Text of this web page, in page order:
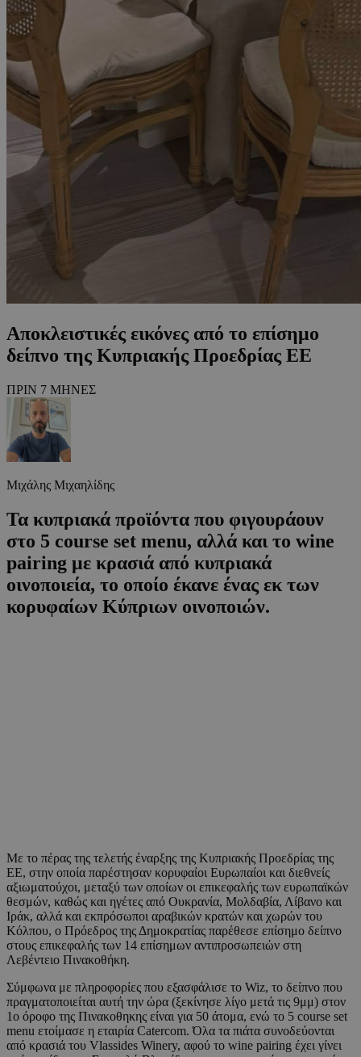
Αποκλειστικές εικόνες από το επίσημο
δείπνο της Κυπριακής Προεδρίας ΕΕ
ΠΡΙΝ 7 ΜΗΝΕΣ
Μιχάλης Μιχαηλίδης
Τα κυπριακά προϊόντα που φιγουράουν
στο 5 course set menu, αλλά και το wine
pairing με κρασιά από κυπριακά
οινοποιεία, το οποίο έκανε ένας εκ των
κορυφαίων Κύπριων οινοποιών.
Με το πέρας της τελετής έναρξης της Κυπριακής Προεδρίας της
ΕΕ, στην οποία παρέστησαν κορυφαίοι Ευρωπαίοι και διεθνείς
αξιωματούχοι, μεταξύ των οποίων οι επικεφαλής των ευρωπαϊκών
θεσμών, καθώς και ηγέτες από Ουκρανία, Μολδαβία, Λίβανο και
Ιράκ, αλλά και εκπρόσωποι αραβικών κρατών και χωρών του
Κόλπου, ο Πρόεδρος της Δημοκρατίας παρέθεσε επίσημο δείπνο
στους επικεφαλής των 14 επίσημων αντιπροσωπειών στη
Λεβέντειο Πινακοθήκη.
Σύμφωνα με πληροφορίες που εξασφάλισε το Wiz, το δείπνο που
πραγματοποιείται αυτή την ώρα (ξεκίνησε λίγο μετά τις 9μμ) στον
1ο όροφο της Πινακοθηκης είναι για 50 άτομα, ενώ το 5 course set
menu ετοίμασε η εταιρία Catercom. Όλα τα πιάτα συνοδεύονται
από κρασιά του Vlassides Winery, αφού το wine pairing έχει γίνει